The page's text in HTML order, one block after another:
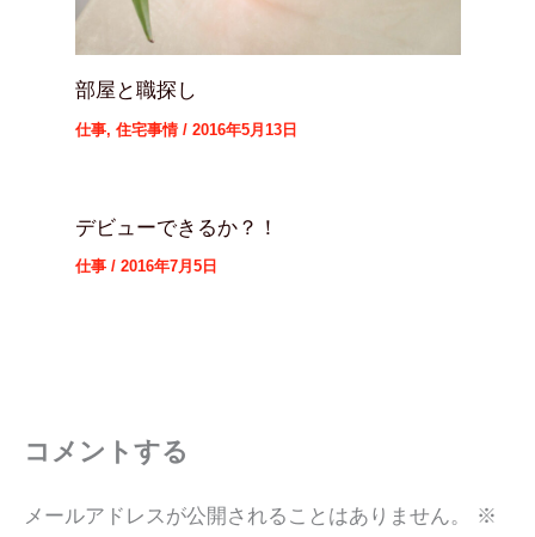
部屋と職探し
仕事, 住宅事情/ 2016年5月13日
デビューできるか？！
仕事/ 2016年7月5日
コメントする
メールアドレスが公開されることはありません。
※